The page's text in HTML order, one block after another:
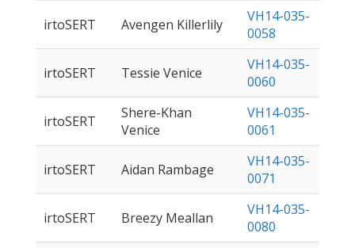
irtoSERT Avengen Killerlily
VH14-035-
0058
irtoSERT Tessie Venice
VH14-035-
0060
irtoSERT
Shere-Khan
Venice
VH14-035-
0061
irtoSERT Aidan Rambage
VH14-035-
0071
irtoSERT Breezy Meallan
VH14-035-
0080